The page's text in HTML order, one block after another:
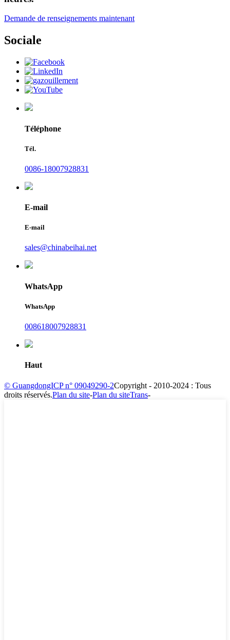
Demande de renseignements maintenant
Sociale
Téléphone
Tél.
0086-18007928831
E-mail
E-mail
sales@chinabeihai.net
WhatsApp
WhatsApp
008618007928831
Haut
© GuangdongICP n° 09049290-2Copyright - 2010-2024 : Tous
droits réservés.Plan du site-Plan du siteTrans-